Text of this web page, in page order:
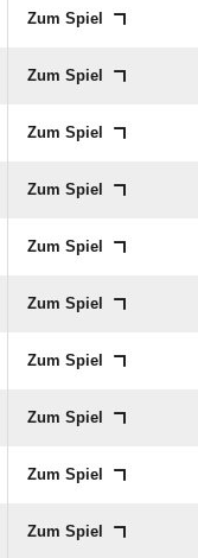
Zum Spiel
Zum Spiel
Zum Spiel
Zum Spiel
Zum Spiel
Zum Spiel
Zum Spiel
Zum Spiel
Zum Spiel
Zum Spiel